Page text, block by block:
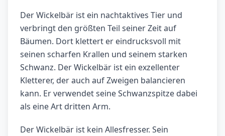
Der Wickelbär ist ein nachtaktives Tier und
verbringt den größten Teil seiner Zeit auf
Bäumen. Dort klettert er eindrucksvoll mit
seinen scharfen Krallen und seinem starken
Schwanz. Der Wickelbär ist ein exzellenter
Kletterer, der auch auf Zweigen balancieren
kann. Er verwendet seine Schwanzspitze dabei
als eine Art dritten Arm.
Der Wickelbär ist kein Allesfresser. Sein